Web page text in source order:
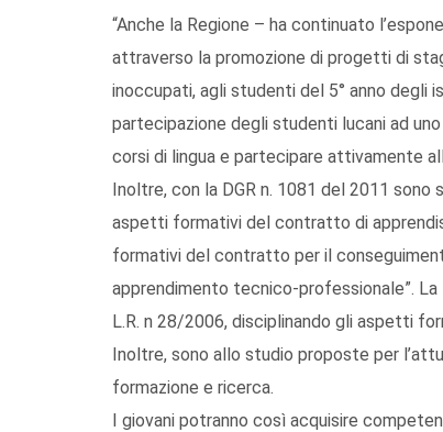
“Anche la Regione – ha continuato
attraverso la promozione di progetti di
inoccupati, agli studenti del 5° anno
partecipazione degli studenti lucani ad
corsi di lingua e partecipare attivamente
Inoltre, con la DGR n. 1081 del 2011
aspetti formativi del contratto di
formativi del contratto per il
apprendimento tecnico-professionale”.
L.R. n 28/2006, disciplinando gli aspetti
Inoltre, sono allo studio proposte per
formazione e ricerca.
I giovani potranno così acquisire